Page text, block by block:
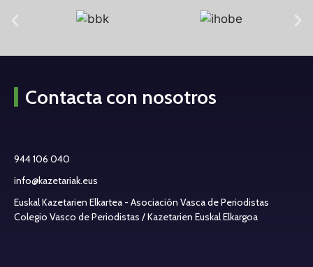
Contacta con nosotros
944 106 040
info@kazetariak.eus
Euskal Kazetarien Elkartea - Asociación Vasca de Periodistas
Colegio Vasco de Periodistas / Kazetarien Euskal Elkargoa